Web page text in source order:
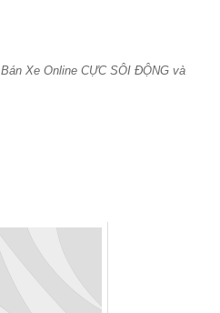
Xe Online CỰC SÔI ĐỘNG và